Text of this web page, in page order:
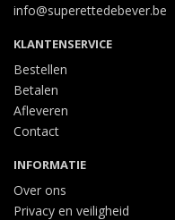
info@superettedebever.be
KLANTENSERVICE
Bestellen
Betalen
Afleveren
Contact
INFORMATIE
Over ons
Privacy en veiligheid